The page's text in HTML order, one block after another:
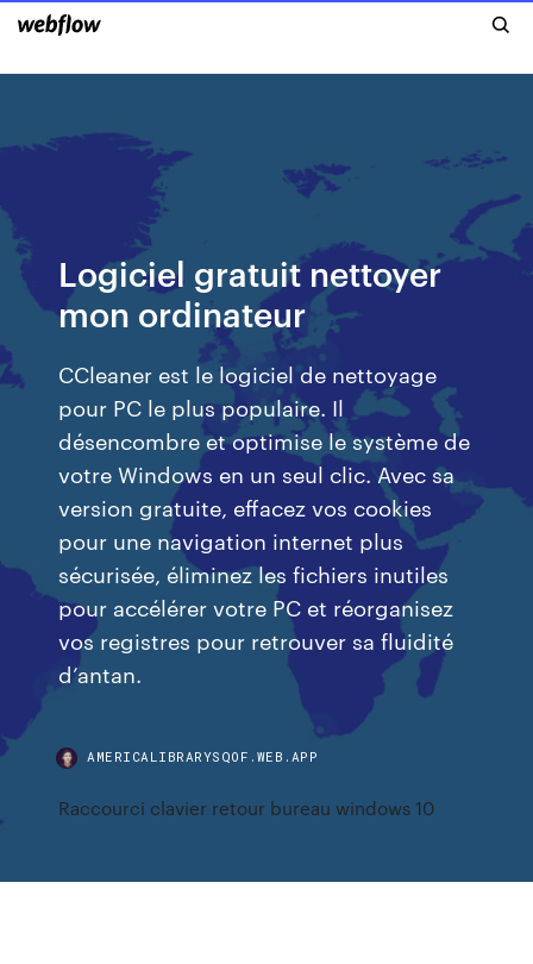
Logiciel gratuit nettoyer
mon ordinateur
CCleaner est le logiciel de nettoyage
pour PC le plus populaire. Il
désencombre et optimise le système de
votre Windows en un seul clic. Avec sa
version gratuite, effacez vos cookies
pour une navigation internet plus
sécurisée, éliminez les fichiers inutiles
pour accélérer votre PC et réorganisez
vos registres pour retrouver sa fluidité
d’antan.
AMERICALIBRARYSQOF.WEB.APP
Raccourci clavier retour bureau windows 10